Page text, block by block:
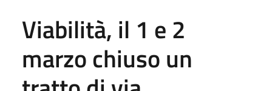
Viabilità, il 1 e 2
marzo chiuso un